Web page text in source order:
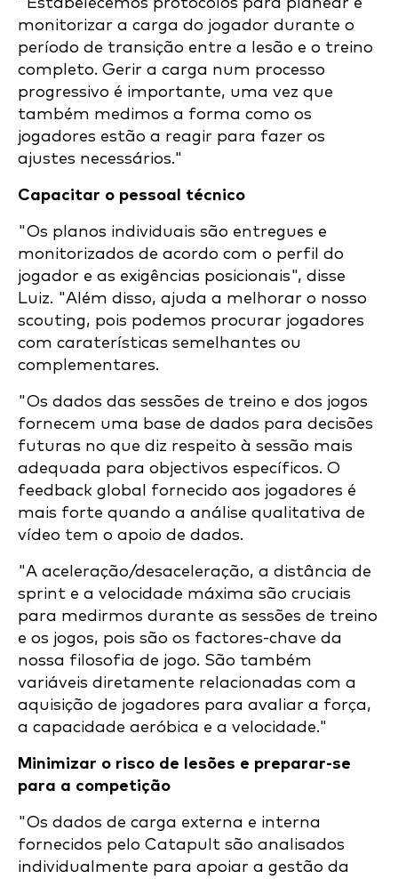
monitorizar a carga do jogador durante o
período de transição entre a lesão e o treino
completo. Gerir a carga num processo
progressivo é importante, uma vez que
também medimos a forma como os
jogadores estão a reagir para fazer os
ajustes necessários."
Capacitar o pessoal técnico
"Os planos individuais são entregues e
monitorizados de acordo com o perfil do
jogador e as exigências posicionais", disse
Luiz. "Além disso, ajuda a melhorar o nosso
scouting, pois podemos procurar jogadores
com caraterísticas semelhantes ou
complementares.
"Os dados das sessões de treino e dos jogos
fornecem uma base de dados para decisões
futuras no que diz respeito à sessão mais
adequada para objectivos específicos. O
feedback global fornecido aos jogadores é
mais forte quando a análise qualitativa de
vídeo tem o apoio de dados.
"A aceleração/desaceleração, a distância de
sprint e a velocidade máxima são cruciais
para medirmos durante as sessões de treino
e os jogos, pois são os factores-chave da
nossa filosofia de jogo. São também
variáveis diretamente relacionadas com a
aquisição de jogadores para avaliar a força,
a capacidade aeróbica e a velocidade."
Minimizar o risco de lesões e preparar-se
para a competição
"Os dados de carga externa e interna
fornecidos pelo Catapult são analisados
individualmente para apoiar a gestão da